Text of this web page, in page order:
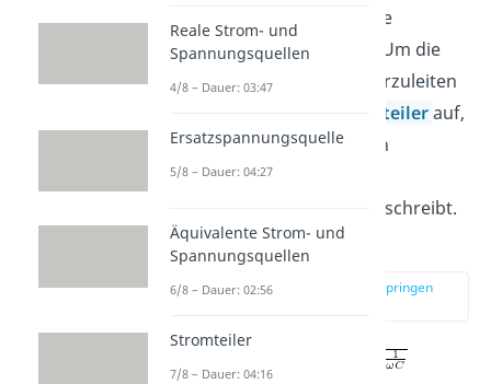
dem alle wichtigen Aspekte
detailliert erklärt werden. Um die
Übertragungsfunktion
herzuleiten
Spannungsteilerauf,
welcher das Verhältnis von
Eingangsspannung
beschreibt.
Daraus folgt:
zur Stelle im Video springen
Reale Strom- und
Spannungsquellen
4/8 – Dauer: 03:47
Ersatzspannungsquelle
5/8 – Dauer: 04:27
Äquivalente Strom- und
Spannungsquellen
6/8 – Dauer: 02:56
Stromteiler
7/8 – Dauer: 04:16